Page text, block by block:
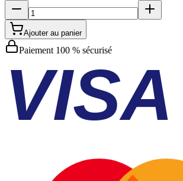
Ajouter au panier
Paiement 100 % sécurisé
VISA